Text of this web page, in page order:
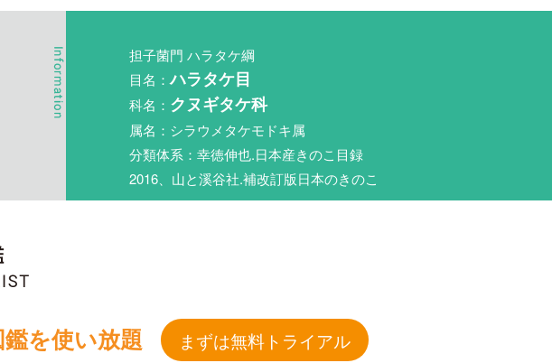
担子菌門 ハラタケ綱
目名：ハラタケ目
科名： クヌギタケ科
属名：シラウメタケモドキ属
分類体系：幸徳伸也.日本産きのこ目録
2016、山と溪谷社.補改訂版日本のきのこ
を使い放題 まずは無料トライアル